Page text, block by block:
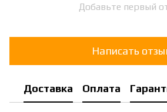
Добавьте первый
Написать
Доставка Оплата